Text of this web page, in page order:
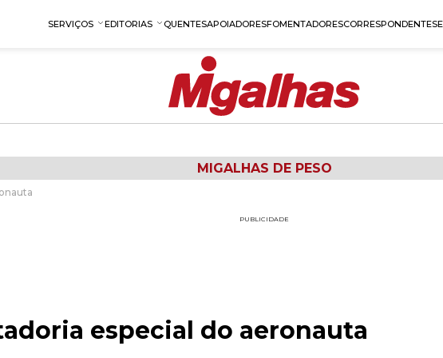
SERVIÇOS EDITORIAS QUENTESAPOIADORESFOMENTADORESCORRESPONDENTES
MIGALHAS DE PESO
PUBLICIDADE
especial do aeronauta